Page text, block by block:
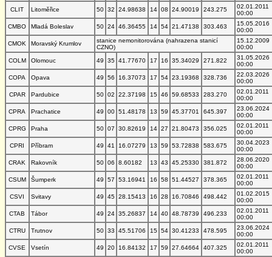
CLIT
Litoměřice 50 32 24.98638 14 08 24.90019 243.275
02.01.2011
00:00
CMBO
Mladá Boleslav 50 24 46.36455 14 54 21.47138 303.463
15.05.2016
00:00
CMOK
Moravský Krumlov
stanice nemonitorována (nahrazena stanicí
CZNO)
15.12.2009
00:00
COLM
Olomouc 49 35 41.77670 17 16 35.34029 271.822
31.05.2026
00:00
COPA
Opava 49 56 16.37073 17 54 23.19368 328.736
22.03.2026
00:00
CPAR
Pardubice 50 02 22.37198 15 46 59.68533 283.270
02.01.2011
00:00
CPRA
Prachatice 49 00 51.48178 13 59 45.37701 645.397
23.06.2024
00:00
CPRG
Praha 50 07 30.82619 14 27 21.80473 356.025
02.01.2011
00:00
CPRI
Příbram 49 41 16.07279 13 59 53.72838 583.675
30.04.2023
00:00
CRAK
Rakovník 50 06 8.60182 13 43 45.25330 381.872
28.06.2020
00:00
CSUM
Šumperk 49 57 53.16941 16 58 51.44527 378.365
02.01.2011
00:00
CSVI
Svitavy 49 45 28.15413 16 28 16.70846 498.442
01.02.2015
00:00
CTAB
Tábor 49 24 35.26837 14 40 48.78739 496.233
02.01.2011
00:00
CTRU
Trutnov 50 33 45.51706 15 54 30.41233 478.595
23.06.2024
00:00
CVSE
Vsetín 49 20 16.84132 17 59 27.64664 407.325
02.01.2011
00:00